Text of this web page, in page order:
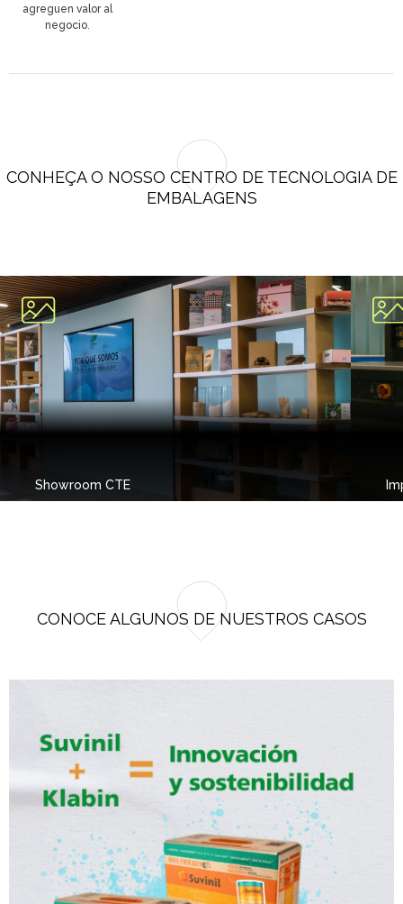
agreguen valor al
negocio.
CONHEÇA O NOSSO CENTRO DE TECNOLOGIA DE
EMBALAGENS
Showroom CTE
CONOCE ALGUNOS DE NUESTROS CASOS